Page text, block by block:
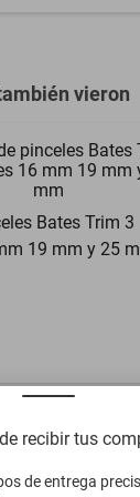
recibir tus
de entrega
vieron